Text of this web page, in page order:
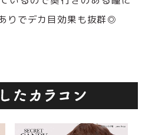
りでデカ目効果も抜群◎